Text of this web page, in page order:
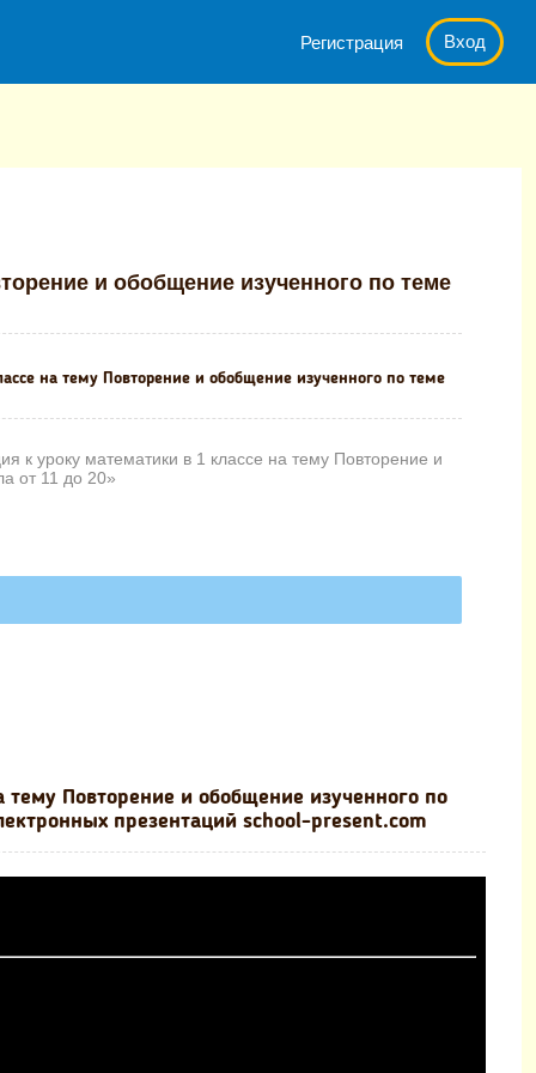
Регистрация Вход
и обобщение изученного по теме
на тему Повторение и обобщение изученного по теме
к уроку математики в 1 классе на тему Повторение и
от 11 до 20»
Повторение и обобщение изученного по
презентаций school-present.com